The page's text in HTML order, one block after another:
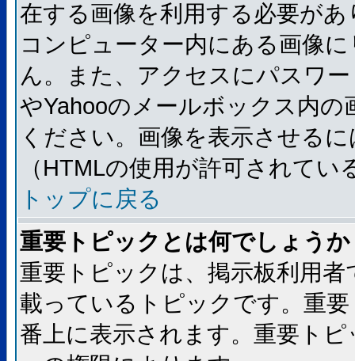
在する画像を利用する必要が
コンピューター内にある画像
ん。また、アクセスにパスワ
やYahooのメールボックス内
ください。画像を表示させる
（HTMLの使用が許可されて
トップに戻る
重要トピックとは何でしょうか
重要トピックは、掲示板利用
載っているトピックです。重
番上に表示されます。重要ト